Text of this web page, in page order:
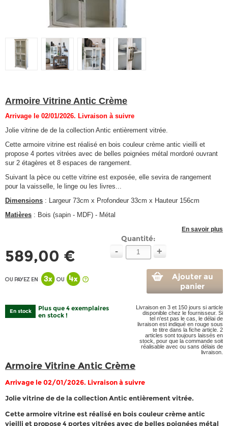
Armoire Vitrine Antic Crème
Arrivage le 02/01/2026. Livraison à suivre
Jolie vitrine de de la collection Antic entièrement vitrée.
Cette armoire vitrine est réalisé en bois couleur crème antic vieilli et
propose 4 portes vitrées avec de belles poignées métal mordoré ouvrant
sur 2 étagères et 8 espaces de rangement.
Suivant la pèce ou cette vitrine est exposée, elle sevira de rangement
pour la vaisselle, le linge ou les livres...
Dimensions : Largeur 73cm x Profondeur 33cm x Hauteur 156cm
Matières : Bois (sapin - MDF) - Métal
En savoir plus
589,00 €
Quantité:
- +
Ajouter au
panier
En stock
Plus que 4 exemplaires
en stock !
Livraison en 3 et 150 jours si article
disponible chez le fournisseur. Si
tel n'est pas le cas, le délai de
livraison est indiqué en rouge sous
te titre dans la fiche article. 2
articles sont toujours laissés en
stock, pour que la commande soit
réalisable avec ou sans délais de
livraison.
Armoire Vitrine Antic Crème
Arrivage le 02/01/2026. Livraison à suivre
Jolie vitrine de de la collection Antic entièrement vitrée.
Cette armoire vitrine est réalisé en bois couleur crème antic
vieilli et propose 4 portes vitrées avec de belles poignées métal